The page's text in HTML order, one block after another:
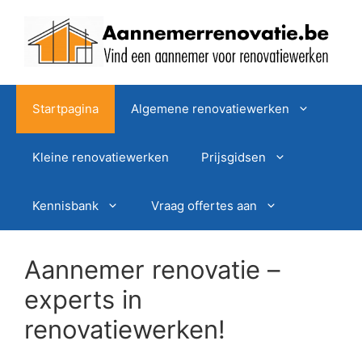
Startpagina Algemene renovatiewerken
Kleine renovatiewerken Prijsgidsen
Kennisbank Vraag offertes aan
Aannemer renovatie –
experts in
renovatiewerken!